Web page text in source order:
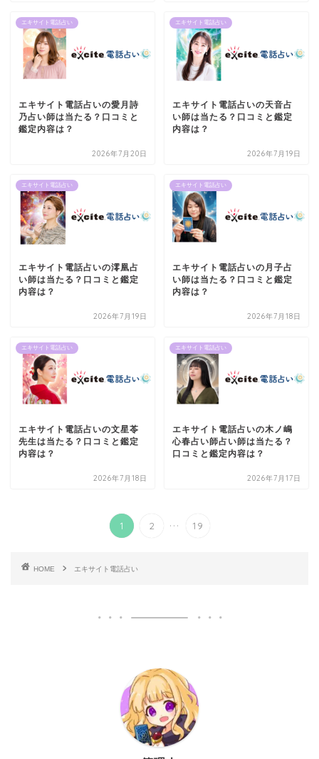
エキサイト電話占い
エキサイト電話占いの愛月詩
乃占い師は当たる？口コミと
鑑定内容は？
2026年7月20日
エキサイト電話占い
エキサイト電話占いの天音占
い師は当たる？口コミと鑑定
内容は？
2026年7月19日
エキサイト電話占い
エキサイト電話占いの澪凰占
い師は当たる？口コミと鑑定
内容は？
2026年7月19日
エキサイト電話占い
エキサイト電話占いの月子占
い師は当たる？口コミと鑑定
内容は？
2026年7月18日
エキサイト電話占い
エキサイト電話占いの文星苓
先生は当たる？口コミと鑑定
内容は？
2026年7月18日
エキサイト電話占い
エキサイト電話占いの木ノ嶋
心春占い師占い師は当たる？
口コミと鑑定内容は？
2026年7月17日
1 2 ... 19
HOME エキサイト電話占い